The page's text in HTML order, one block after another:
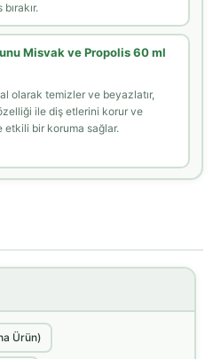
Misvak ve Propolis 60 ml
olarak temizler ve beyazlatır,
ile diş etlerini korur ve
etkili bir koruma sağlar.
Ürün)